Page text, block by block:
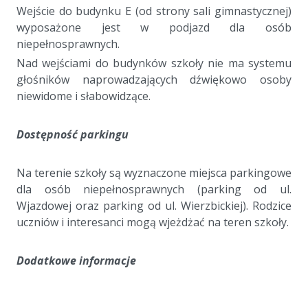
Wejście do budynku E (od strony sali gimnastycznej)
wyposażone jest w podjazd dla osób
niepełnosprawnych.
Nad wejściami do budynków szkoły nie ma systemu
głośników naprowadzających dźwiękowo osoby
niewidome i słabowidzące.
Dostępność parkingu
Na terenie szkoły są wyznaczone miejsca parkingowe
dla osób niepełnosprawnych (parking od ul.
Wjazdowej oraz parking od ul. Wierzbickiej). Rodzice
uczniów i interesanci mogą wjeżdżać na teren szkoły.
Dodatkowe informacje